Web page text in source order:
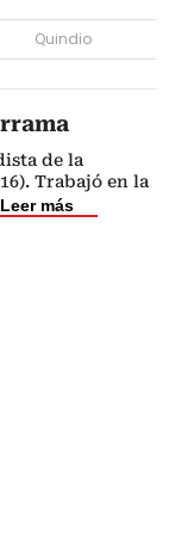
Quindio
de la
Trabajó en la
Leer más